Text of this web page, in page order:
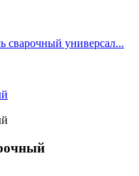
сварочный универсал...